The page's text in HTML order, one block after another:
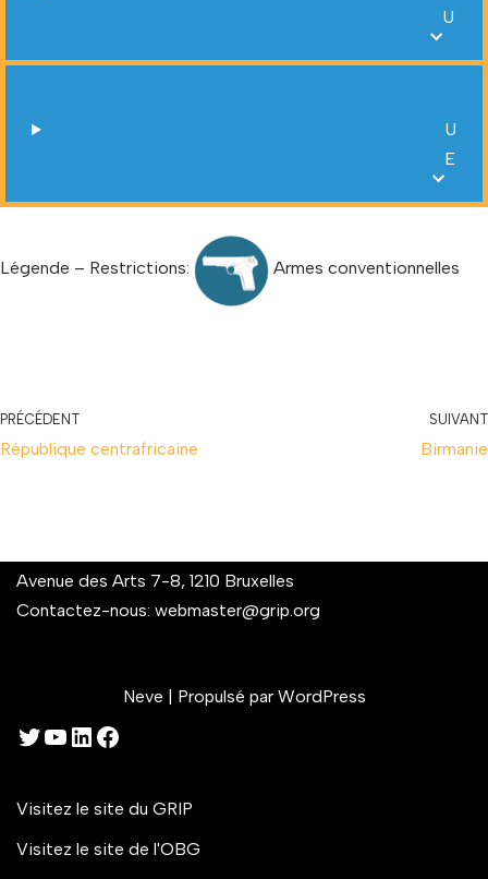
U
U
E
Légende – Restrictions: Armes conventionnelles
PRÉCÉDENT
République centrafricaine
SUIVANT
Birmanie
Avenue des Arts 7-8, 1210 Bruxelles
Contactez-nous: webmaster@grip.org
Neve | Propulsé par WordPress
Visitez le site du GRIP
Visitez le site de l'OBG